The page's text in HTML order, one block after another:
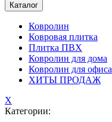
Каталог
Ковролин
Ковровая плитка
Плитка ПВХ
Ковролин для дома
Ковролин для офиса
ХИТЫ ПРОДАЖ
X
Категории: